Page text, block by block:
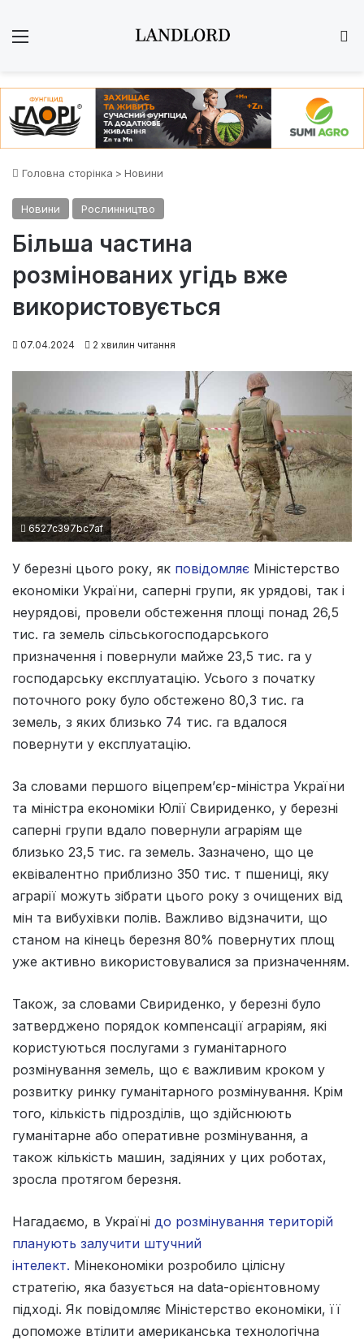
Головна сторінка > Новини
Новини Рослинництво
Більша частина
розмінованих угідь вже
використовується
07.04.2024 2 хвилин читання
6527c397bc7af
У березні цього року, як повідомляє Міністерство
економіки України, саперні групи, як урядові, так і
неурядові, провели обстеження площі понад 26,5
тис. га земель сільськогосподарського
призначення і повернули майже 23,5 тис. га у
господарську експлуатацію. Усього з початку
поточного року було обстежено 80,3 тис. га
земель, з яких близько 74 тис. га вдалося
повернути у експлуатацію.
За словами першого віцепрем’єр-міністра України
та міністра економіки Юлії Свириденко, у березні
саперні групи вдало повернули аграріям ще
близько 23,5 тис. га земель. Зазначено, що це
еквівалентно приблизно 350 тис. т пшениці, яку
аграрії можуть зібрати цього року з очищених від
мін та вибухівки полів. Важливо відзначити, що
станом на кінець березня 80% повернутих площ
уже активно використовувалися за призначенням.
Також, за словами Свириденко, у березні було
затверджено порядок компенсації аграріям, які
користуються послугами з гуманітарного
розмінування земель, що є важливим кроком у
розвитку ринку гуманітарного розмінування. Крім
того, кількість підрозділів, що здійснюють
гуманітарне або оперативне розмінування, а
також кількість машин, задіяних у цих роботах,
зросла протягом березня.
Нагадаємо, в Україні до розмінування територій
планують залучити штучний
інтелект. Мінекономіки розробило цілісну
стратегію, яка базується на data-орієнтовному
підході. Як повідомляє Міністерство економіки, її
допоможе втілити американська технологічна